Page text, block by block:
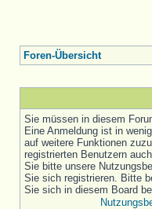
Foren-Übersicht
Sie müssen in diesem
Eine Anmeldung ist in
auf weitere Funktionen
registrierten Benutzern
Sie bitte unsere
Sie sich registrieren. Bitte
Sie sich in diesem Board